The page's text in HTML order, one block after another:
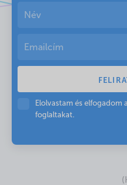
Elolvastam és elfogadom
foglaltakat.